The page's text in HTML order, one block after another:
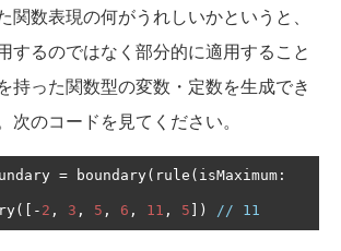
数表現の何がうれしいかというと、
するのではなく部分的に適用すること
持った関数型の変数・定数を生成でき
次のコードを見てください。
= boundary( rule ( isMaximum :
([- 2 , 3 , 5 , 6 , 11 , 5 ]) // 11